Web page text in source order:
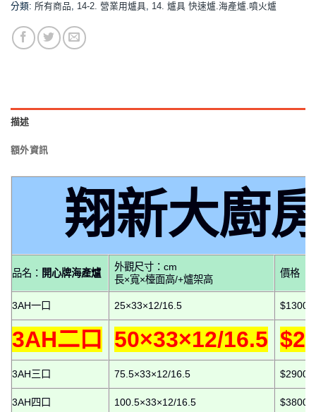
分類: 所有商品, 14-2. 營業用爐具, 14. 爐具 快速爐.海產爐.噴火爐
描述
額外資訊
翔新大廚
品名： 開心牌海產爐
外觀尺寸：cm
長×寬×檯面高/+爐架高
價格
3AH一口 25×33×12/16.5 $1300
3AH二口 50×33×12/16.5
3AH三口 75.5×33×12/16.5 $2900
3AH四口 100.5×33×12/16.5 $3800